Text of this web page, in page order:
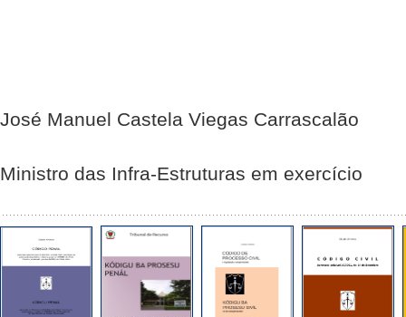
José Manuel Castela Viegas Carrascalão
Ministro das Infra-Estruturas em exercício